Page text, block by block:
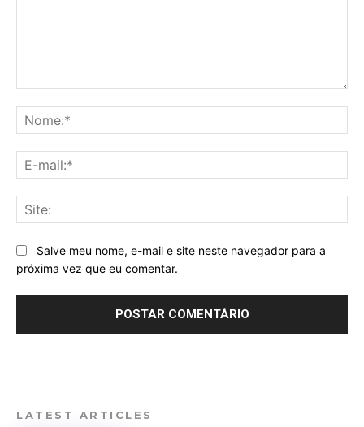
Salve meu nome, e-mail e site neste navegador para a
próxima vez que eu comentar.
LATEST ARTICLES